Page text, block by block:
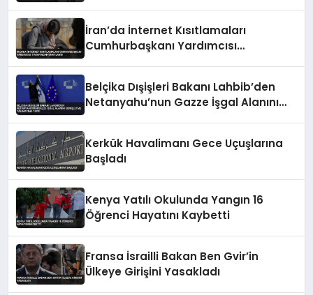
İran’da İnternet Kısıtlamaları
Cumhurbaşkanı Yardımcısı
Belçika Dışişleri Bakanı Lahbib’den
Netanyahu’nun Gazze İşgal Alanını
Kerkük Havalimanı Gece Uçuşlarına
Başladı
Kenya Yatılı Okulunda Yangın 16
Öğrenci Hayatını Kaybetti
Fransa İsrailli Bakan Ben Gvir’in
Ülkeye Girişini Yasakladı